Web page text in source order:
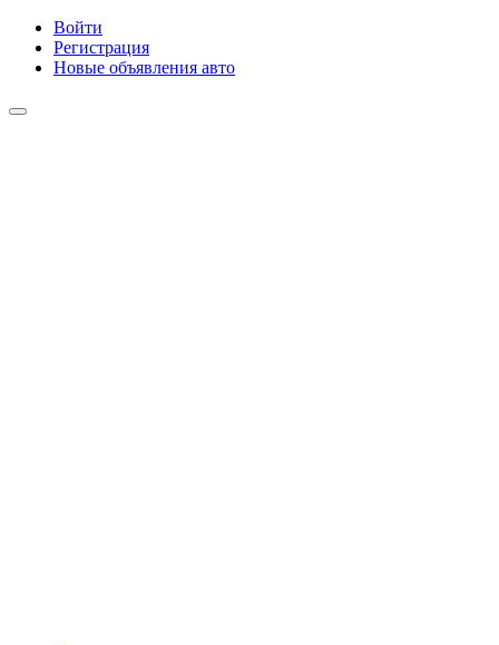
Войти
Регистрация
Новые объявления авто